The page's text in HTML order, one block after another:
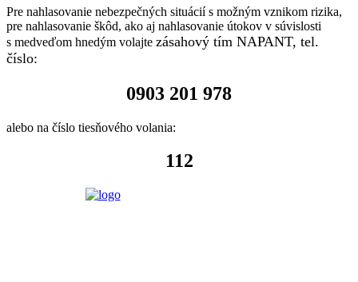
Pre nahlasovanie nebezpečných situácií s možným vznikom rizika,
pre nahlasovanie škôd, ako aj nahlasovanie útokov v súvislosti
s medveďom hnedým volajte zásahový tím NAPANT, tel.
číslo:
0903 201 978
alebo na číslo tiesňového volania:
112